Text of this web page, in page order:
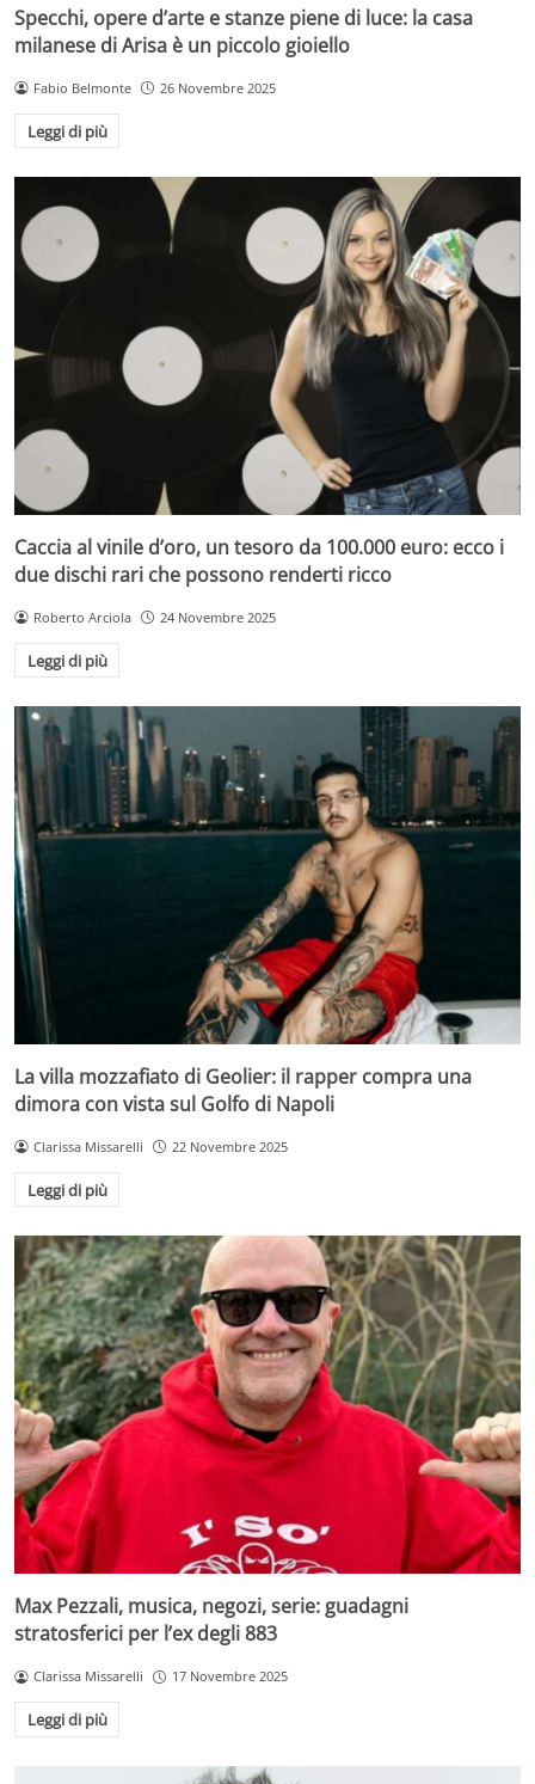
Specchi, opere d’arte e stanze piene di luce: la casa
milanese di Arisa è un piccolo gioiello
Fabio Belmonte 26 Novembre 2025
Leggi di più
Caccia al vinile d’oro, un tesoro da 100.000 euro: ecco i
due dischi rari che possono renderti ricco
Roberto Arciola 24 Novembre 2025
Leggi di più
La villa mozzafiato di Geolier: il rapper compra una
dimora con vista sul Golfo di Napoli
Clarissa Missarelli 22 Novembre 2025
Leggi di più
Max Pezzali, musica, negozi, serie: guadagni
stratosferici per l’ex degli 883
Clarissa Missarelli 17 Novembre 2025
Leggi di più